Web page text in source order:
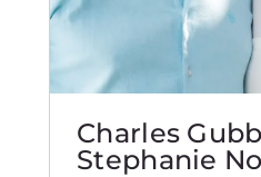
Charles
Stephanie